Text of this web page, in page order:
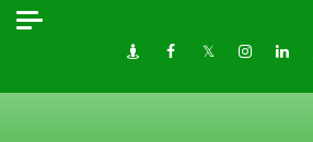
Skip
DraugiemFacebook
Twitter